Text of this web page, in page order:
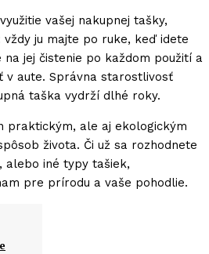
vašej nakupnej tašky,
vždy ju majte po ruke, keď idete
na jej čistenie po každom použití a
v aute. Správna starostlivosť
taška vydrží dlhé roky.
praktickým, ale aj ekologickým
života. Či už sa rozhodnete
alebo iné typy tašiek,
pre prírodu a vaše pohodlie.